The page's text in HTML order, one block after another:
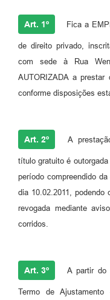
Art. 1º Fica a
de direito privado,
com sede à Rua
AUTORIZADA a prestar
conforme disposições
Art. 2º A
título gratuito é
período compreendido
dia 10.02.2011,
revogada mediante
corridos.
Art. 3º A partir do
Termo de